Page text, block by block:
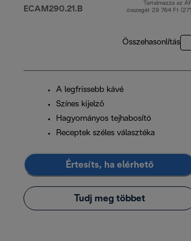
ECAM290.21.B
Tartalmazza az
összegét 29 764 Ft
Összehasonlítás
A legfrissebb kávé
Színes kijelző
Hagyományos tejhabosító
Receptek széles választéka
Értesíts, ha elérhető
Tudj meg többet